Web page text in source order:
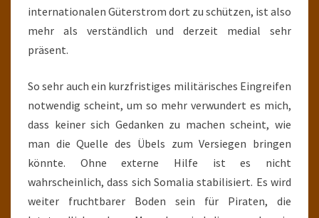
internationalen Güterstrom dort zu schützen, ist also
mehr als verständlich und derzeit medial sehr
präsent.
So sehr auch ein kurzfristiges militärisches Eingreifen
notwendig scheint, um so mehr verwundert es mich,
dass keiner sich Gedanken zu machen scheint, wie
man die Quelle des Übels zum Versiegen bringen
könnte. Ohne externe Hilfe ist es nicht
wahrscheinlich, dass sich Somalia stabilisiert. Es wird
weiter fruchtbarer Boden sein für Piraten, die